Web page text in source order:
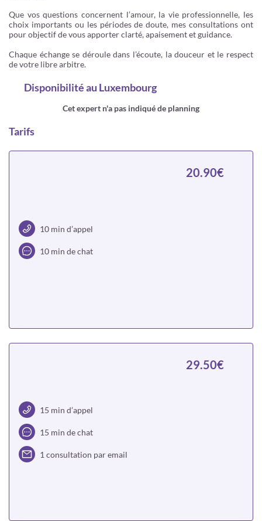
Que vos questions concernent l’amour, la vie professionnelle, les
choix importants ou les périodes de doute, mes consultations ont
pour objectif de vous apporter clarté, apaisement et guidance.
Chaque échange se déroule dans l’écoute, la douceur et le respect
de votre libre arbitre.
Disponibilitéau Luxembourg
Cet expert n'a pas indiqué de planning
Tarifs
10 min d’appel
10 min de chat
20.90€
15 min d’appel
15 min de chat
1 consultation par email
29.50€